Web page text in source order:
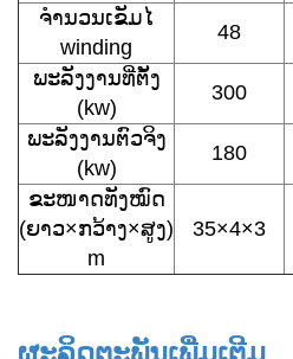
ຈຳນວນເຂັມໄ
winding
48
ພະລັງງານທີ່ຕັ້ງ
(kw)
300
ພະລັງງານຕົວຈິງ
(kw)
180
ຂະໜາດທັງໝົດ
(ຍາວ×ກວ້າງ×ສູງ)
m
35×4×3